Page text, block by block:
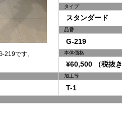
219です。
タイプ
スタンダード
品番
G-219
本体価格
¥60,500 （税抜き
加工等
T-1